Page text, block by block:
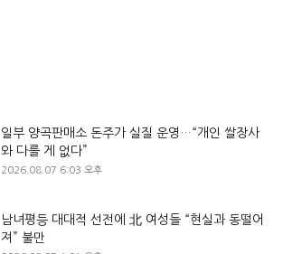
일부 양곡판매소 돈주가 실질 운영…“개인 쌀장사
와 다를 게 없다”
2026.08.07 6:03 오후
남녀평등 대대적 선전에 北 여성들 “현실과 동떨어
져” 불만